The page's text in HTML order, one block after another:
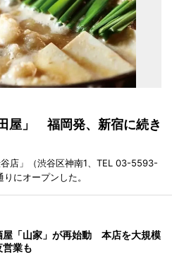
屋」 福岡発、新宿に続き
店」（渋谷区神南1、TEL 03-5593-
にオープンした。
屋「山家」が再始動 本店を大規模
業も